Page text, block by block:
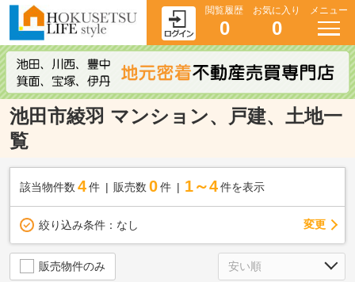
閲覧履歴
0
お気に入り
0
メニュー
池田市綾羽 マンション、戸建、土地一
覧
該当物件数 4件 販売数 0 件 1～4 件を表示
絞り込み条件： なし 変更
販売物件のみ